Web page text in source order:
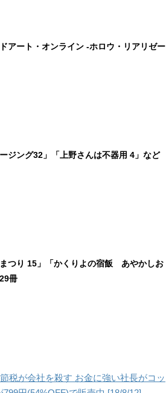
アート・オンライン -ホロウ・リアリゼー
ジング32」「上野さんは不器用 4」など
つり 15」「かくりよの宿飯 あやかしお
冊
税が会社を殺す お金に強い社長がコッ